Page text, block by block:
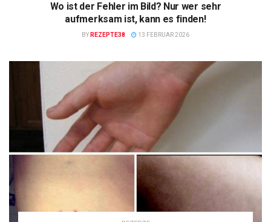
Wo ist der Fehler im Bild? Nur wer sehr
aufmerksam ist, kann es finden!
BY REZEPTE38 13 FEBRUAR 2026